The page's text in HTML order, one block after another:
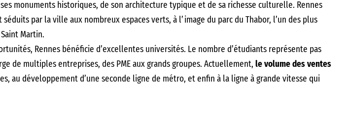
monuments historiques, de son architecture typique et de sa richesse culturelle. Rennes
par la ville aux nombreux espaces verts, à l’image du parc du Thabor, l’un des plus
Martin.
Rennes bénéficie d’excellentes universités. Le nombre d’étudiants représente pas
de multiples entreprises, des PME aux grands groupes. Actuellement, le volume des ventes
au développement d’une seconde ligne de métro, et enfin à la ligne à grande vitesse qui